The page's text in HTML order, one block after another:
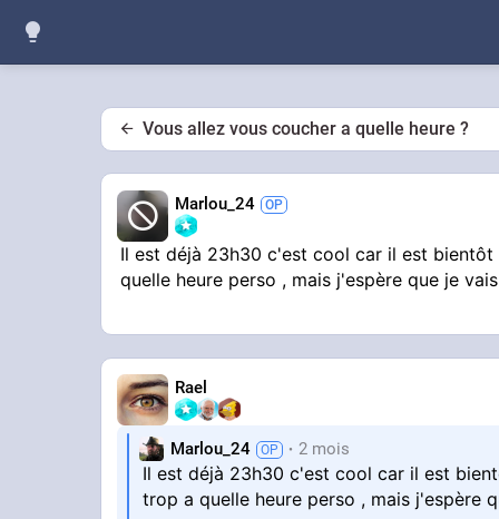
Vous allez vous coucher a quelle heure ?
Marlou_24
Il est déjà 23h30 c'est cool car il est
quelle heure perso , mais j'espère que je
Rael
Marlou_24 2 mois
Il est déjà 23h30 c'est cool car il est
trop a quelle heure perso , mais j'espère